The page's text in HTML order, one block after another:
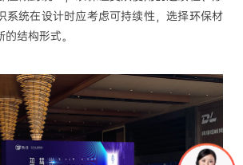
系统在设计时应考虑可持续性，选择环保材
结构形式。